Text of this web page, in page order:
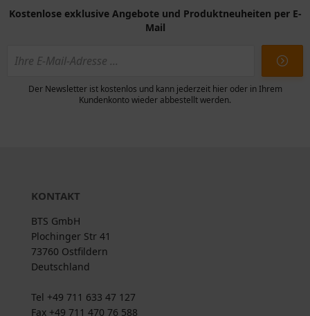
Kostenlose exklusive Angebote und Produktneuheiten per E-
Mail
Der Newsletter ist kostenlos und kann jederzeit hier oder in Ihrem
Kundenkonto wieder abbestellt werden.
KONTAKT
BTS GmbH
Plochinger Str 41
73760 Ostfildern
Deutschland
Tel +49 711 633 47 127
Fax +49 711 470 76 588